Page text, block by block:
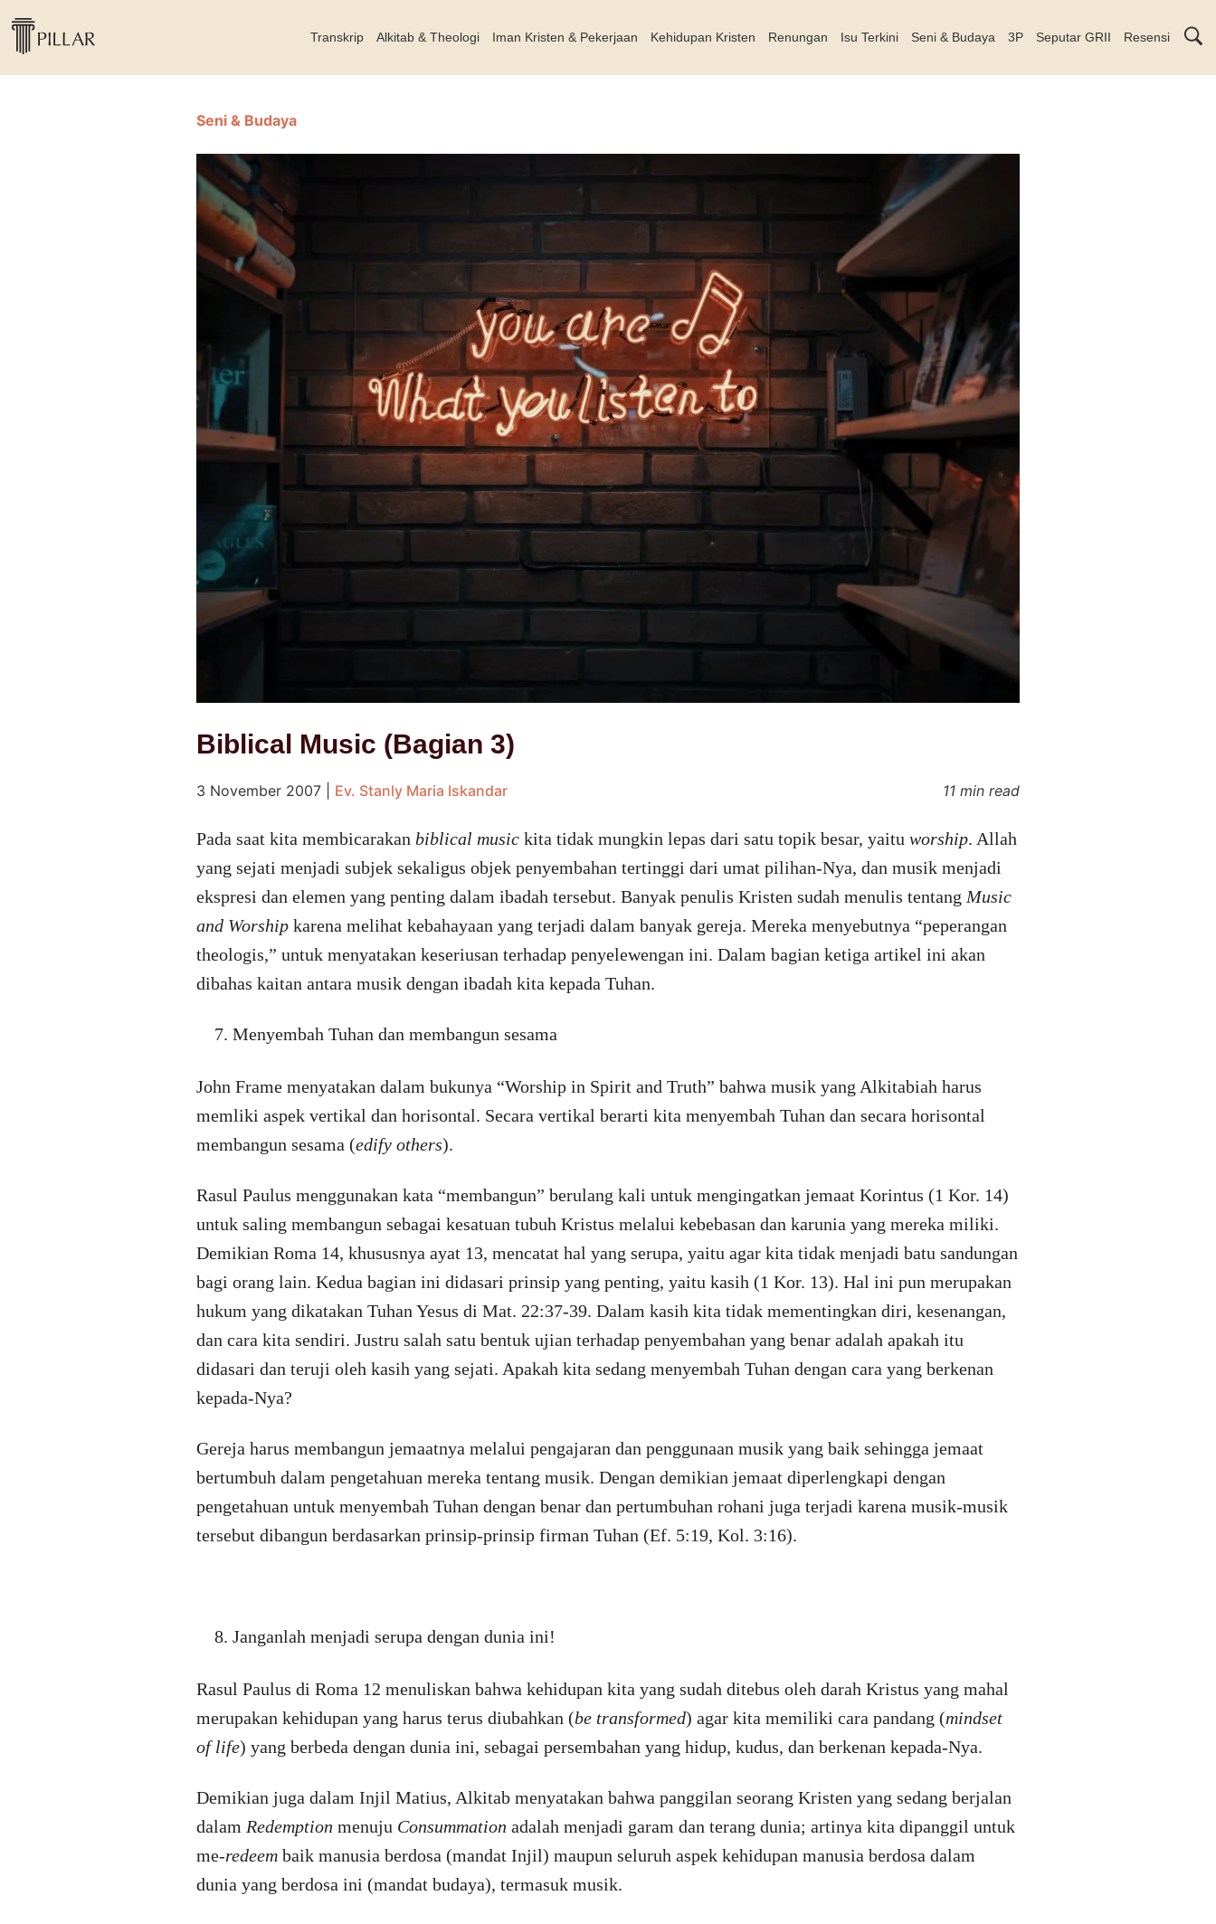
Transkrip Alkitab & Theologi Iman Kristen & Pekerjaan Kehidupan Kristen Renungan Isu Terkini Seni & Budaya 3P Seputar GRII Resensi
Seni & Budaya
Biblical Music (Bagian 3)
3 November 2007| Ev. Stanly Maria Iskandar 11 min read
Pada saat kita membicarakan biblical musickita tidak mungkin lepas dari satu topik besar, yaitu worship. Allah
yang sejati menjadi subjek sekaligus objek penyembahan tertinggi dari umat pilihan-Nya, dan musik menjadi
ekspresi dan elemen yang penting dalam ibadah tersebut. Banyak penulis Kristen sudah menulis tentang Music
and Worship karena melihat kebahayaan yang terjadi dalam banyak gereja. Mereka menyebutnya “peperangan
theologis,” untuk menyatakan keseriusan terhadap penyelewengan ini. Dalam bagian ketiga artikel ini akan
dibahas kaitan antara musik dengan ibadah kita kepada Tuhan.
Menyembah Tuhan dan membangun sesama
John Frame menyatakan dalam bukunya “Worship in Spirit and Truth” bahwa musik yang Alkitabiah harus
memliki aspek vertikal dan horisontal. Secara vertikal berarti kita menyembah Tuhan dan secara horisontal
membangun sesama (edify others).
Rasul Paulus menggunakan kata “membangun” berulang kali untuk mengingatkan jemaat Korintus (1 Kor. 14)
untuk saling membangun sebagai kesatuan tubuh Kristus melalui kebebasan dan karunia yang mereka miliki.
Demikian Roma 14, khususnya ayat 13, mencatat hal yang serupa, yaitu agar kita tidak menjadi batu sandungan
bagi orang lain. Kedua bagian ini didasari prinsip yang penting, yaitu kasih (1 Kor. 13). Hal ini pun merupakan
hukum yang dikatakan Tuhan Yesus di Mat. 22:37-39. Dalam kasih kita tidak mementingkan diri, kesenangan,
dan cara kita sendiri. Justru salah satu bentuk ujian terhadap penyembahan yang benar adalah apakah itu
didasari dan teruji oleh kasih yang sejati. Apakah kita sedang menyembah Tuhan dengan cara yang berkenan
kepada-Nya?
Gereja harus membangun jemaatnya melalui pengajaran dan penggunaan musik yang baik sehingga jemaat
bertumbuh dalam pengetahuan mereka tentang musik. Dengan demikian jemaat diperlengkapi dengan
pengetahuan untuk menyembah Tuhan dengan benar dan pertumbuhan rohani juga terjadi karena musik-musik
tersebut dibangun berdasarkan prinsip-prinsip firman Tuhan (Ef. 5:19, Kol. 3:16).
Janganlah menjadi serupa dengan dunia ini!
Rasul Paulus di Roma 12 menuliskan bahwa kehidupan kita yang sudah ditebus oleh darah Kristus yang mahal
merupakan kehidupan yang harus terus diubahkan (be transformed) agar kita memiliki cara pandang (mindset
of life) yang berbeda dengan dunia ini, sebagai persembahan yang hidup, kudus, dan berkenan kepada-Nya.
Demikian juga dalam Injil Matius, Alkitab menyatakan bahwa panggilan seorang Kristen yang sedang berjalan
dalam Redemption menuju Consummation adalah menjadi garam dan terang dunia; artinya kita dipanggil untuk
me-redeem baik manusia berdosa (mandat Injil) maupun seluruh aspek kehidupan manusia berdosa dalam
dunia yang berdosa ini (mandat budaya), termasuk musik.